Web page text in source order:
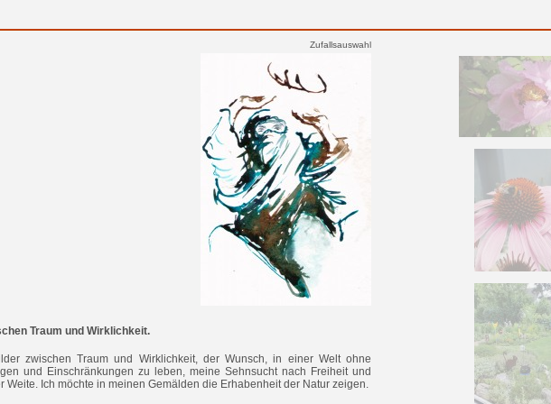
Zufallsauswahl
Traum und Wirklichkeit.
zwischen Traum und Wirklichkeit, der Wunsch, in einer Welt ohne
und Einschränkungen zu leben, meine Sehnsucht nach Freiheit und
Weite. Ich möchte in meinen Gemälden die Erhabenheit der Natur zeigen.